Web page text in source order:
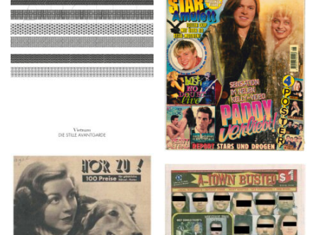
ARCH+ Nr. 226, Herbst
2016
BRAVO – Nr. 8, 13. Febr.
1997
HÖR ZU! – 1949,
NUMMER 10, Woche
vom 27. Februar bis 05.
A-TOWN BUSTED –
8/15/16–9/1/16